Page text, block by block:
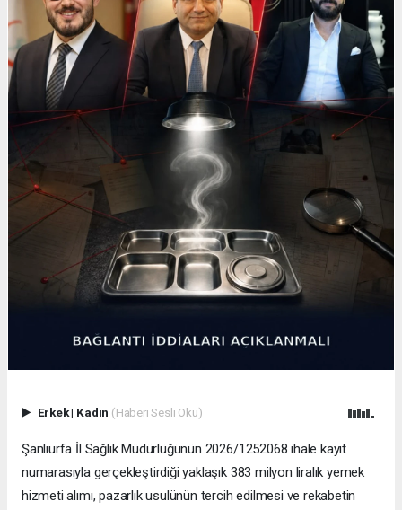
Erkek| Kadın (Haberi Sesli Oku)
Şanlıurfa İl Sağlık Müdürlüğünün 2026/1252068 ihale kayıt
numarasıyla gerçekleştirdiği yaklaşık 383 milyon liralık yemek
hizmeti alımı, pazarlık usulünün tercih edilmesi ve rekabetin